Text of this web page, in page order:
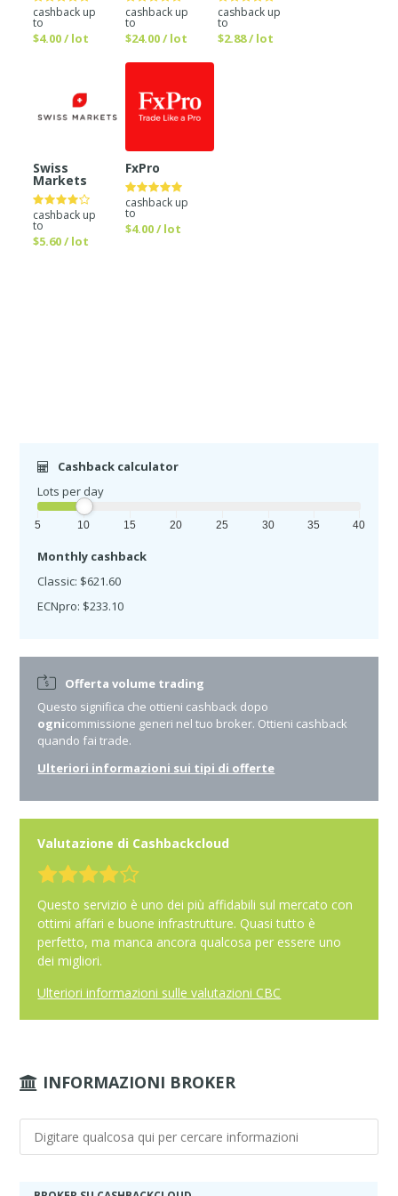
cashback up
to
$4.00 / lot
cashback up
to
$24.00 / lot
cashback up
to
$2.88 / lot
Swiss
Markets
cashback up
to
$5.60 / lot
FxPro
cashback up
to
$4.00 / lot
Cashback calculator
Lots per day
5 10 15 20 25 30 35 40
Monthly cashback
Classic: $621.60
ECNpro: $233.10
Offerta volume trading
Questo significa che ottieni cashback dopo
ognicommissione generi nel tuo broker. Ottieni cashback
quando fai trade.
Ulteriori informazioni sui tipi di offerte
Valutazione di Cashbackcloud
Questo servizio è uno dei più affidabili sul mercato con
ottimi affari e buone infrastrutture. Quasi tutto è
perfetto, ma manca ancora qualcosa per essere uno
dei migliori.
Ulteriori informazioni sulle valutazioni CBC
INFORMAZIONI BROKER